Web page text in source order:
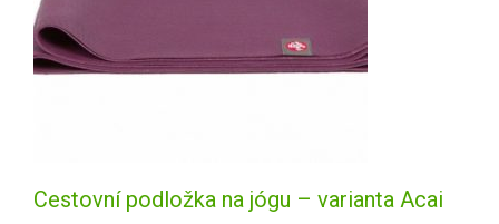
Cestovní podložka na jógu – varianta Acai